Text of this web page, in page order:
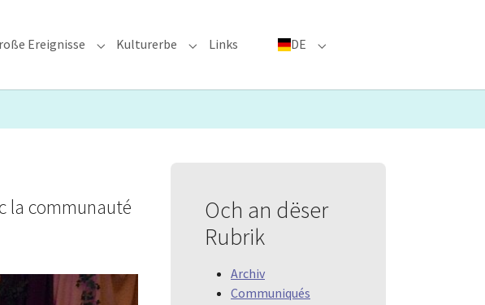
for "Bildung"
Ereignisse Submenu for "Große Ereignisse"
Kulturerbe Submenu for "Kulturerbe"
Links DE Submenu for "DE"
la communauté
Och an dëser
Rubrik
Archiv
Communiqués